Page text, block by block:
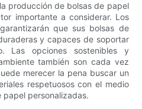
producción de bolsas de papel
importante a considerar. Los
que sus bolsas de
y capaces de soportar
Las opciones sostenibles y
también son cada vez
merecer la pena buscar un
respetuosos con el medio
papel personalizadas.